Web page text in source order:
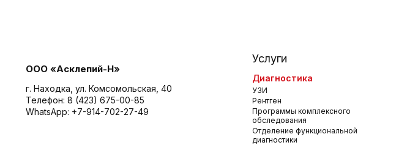
ООО «Асклепий-Н»
г. Находка, ул. Комсомольская, 40
Телефон: 8 (423) 675-00-85
WhatsApp: +7-914-702-27-49
Услуги
Диагностика
УЗИ
Рентген
Программы комплексного
обследования
Отделение функциональной
диагностики